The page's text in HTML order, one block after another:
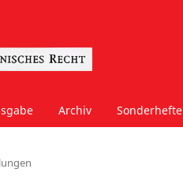
Archiv Sonderhefte